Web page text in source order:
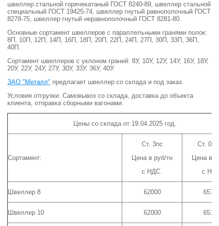
швеллер стальной горячекатаный ГОСТ 8240-89, швеллер стальной
специальный ГОСТ 19425-74, швеллер гнутый равнополочный ГОСТ
8278-75, швеллер гнутый неравнополочный ГОСТ 8281-80.
Основные сортамент швеллеров с параллельными гранями полок:
8П, 10П, 12П, 14П, 16П, 18П, 20П, 22П, 24П, 27П, 30П, 33П, 36П,
40П.
Сортамент швеллеров с уклоном граней: 8У, 10У, 12У, 14У, 16У, 18У,
20У, 22У, 24У, 27У, 30У, 33У, 36У, 40У.
ЗАО "Металл" предлагает швеллер со склада и под заказ.
Условия отгрузки: Самовывоз со склада, доставка до объекта
клиента, отправка сборными вагонами.
Цены со склада от 19.04.2025 год.
Сортамент:
Ст. 3пс
Цена в руб/тн
с НДС.
Ст.
Цена в
с
Швеллер 8 62000
Швеллер 10 62000